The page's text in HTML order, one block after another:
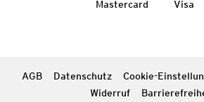
Mastercard Visa
AGB Datenschutz Cookie-
Widerruf